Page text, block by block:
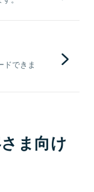
ドできま
ま向け